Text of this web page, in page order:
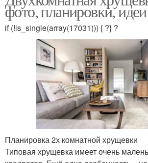
фото, планировки,
if (!is_single(array(17031))) { ?} ?
Планировка 2х комнатной хрущевки
Типовая хрущевка имеет очень